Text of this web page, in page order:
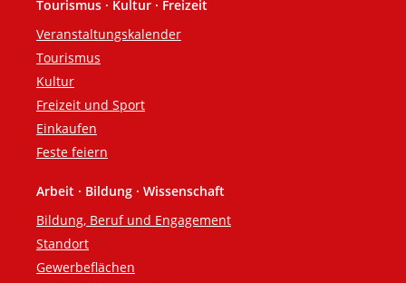
Tourismus · Kultur · Freizeit
Veranstaltungskalender
Tourismus
Kultur
Freizeit und Sport
Einkaufen
Feste feiern
Arbeit · Bildung · Wissenschaft
Bildung, Beruf und Engagement
Standort
Gewerbeflächen